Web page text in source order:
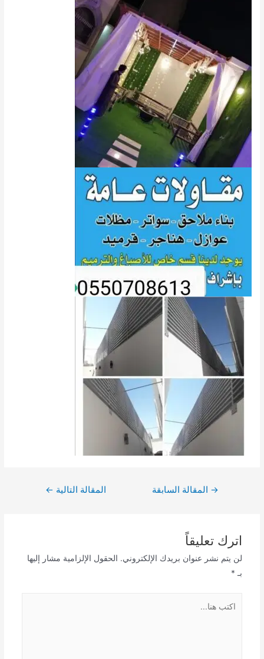
تصفّح→ المقالة السابقة المقالة التالية ←
اترك تعليقاً
لن يتم نشر عنوان بريدك الإلكتروني. الحقول الإلزامية مشار إليها
بـ *